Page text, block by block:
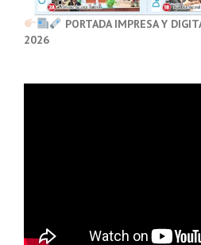
PORTADA IMPRESA Y
2026